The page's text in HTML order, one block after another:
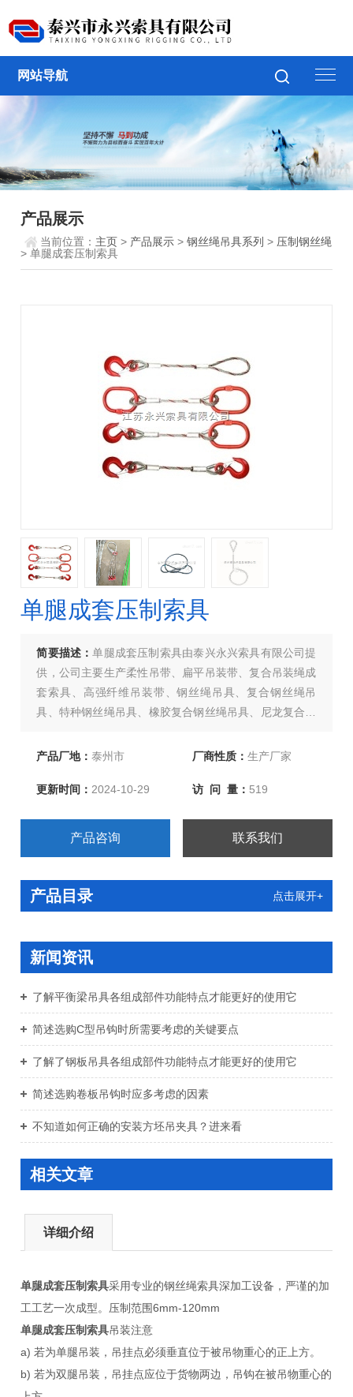
网站导航
产品展示
当前位置： 主页 > 产品展示 >钢丝绳吊具系列 > 压制钢丝绳
> 单腿成套压制索具
单腿成套压制索具
简要描述：单腿成套压制索具由泰兴永兴索具有限公司提
供，公司主要生产柔性吊带、扁平吊装带、复合吊装绳成
套索具、高强纤维吊装带、钢丝绳吊具、复合钢丝绳吊
具、特种钢丝绳吊具、橡胶复合钢丝绳吊具、尼龙复合钢
带、双扣加保护柔性吊带、起重链条成套索具、引纸绳、
洽谈订购！
产品厂地：泰州市 厂商性质： 生产厂家
更新时间：2024-10-29 访 问 量： 519
产品咨询 联系我们
产品目录 点击展开+
新闻资讯
了解平衡梁吊具各组成部件功能特点才能更好的使用它
简述选购C型吊钩时所需要考虑的关键要点
了解了钢板吊具各组成部件功能特点才能更好的使用它
简述选购卷板吊钩时应多考虑的因素
不知道如何正确的安装方坯吊夹具？进来看
相关文章
详细介绍
单腿成套压制索具采用专业的钢丝绳索具深加工设备，严谨的加
工工艺一次成型。压制范围6mm-120mm
单腿成套压制索具吊装注意
a) 若为单腿吊装，吊挂点必须垂直位于被吊物重心的正上方。
b) 若为双腿吊装，吊挂点应位于货物两边，吊钩在被吊物重心的